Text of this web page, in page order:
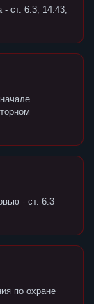
- ст. 6.3, 14.43,
- ст. 6.3
по охране